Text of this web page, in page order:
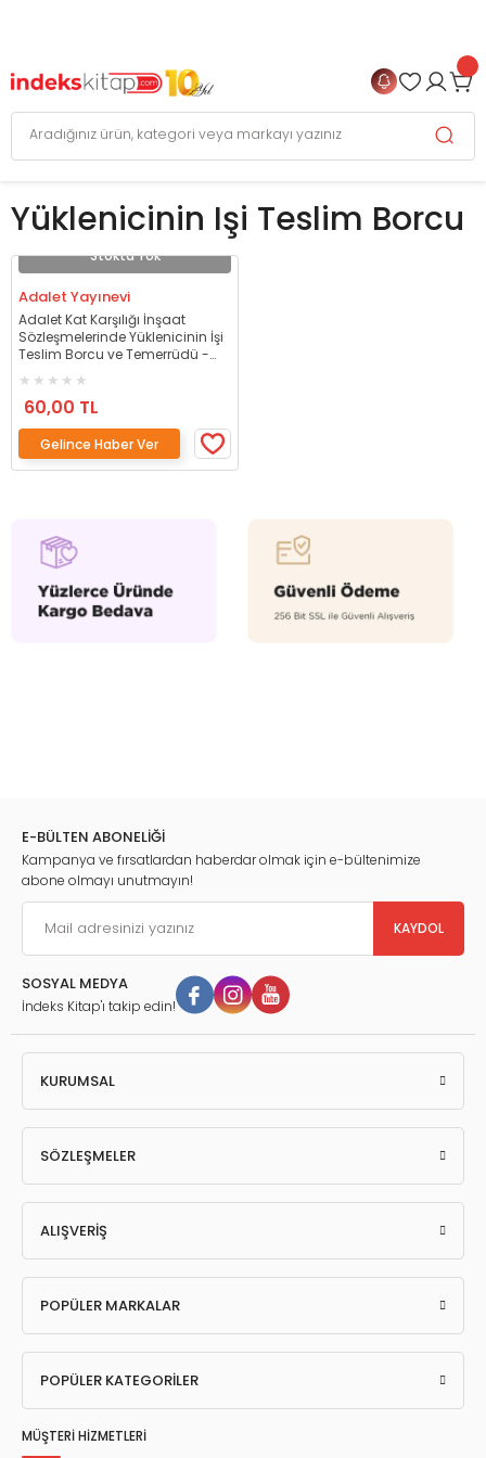
Yüklenicinin Işi Teslim Borcu
Stokta Yok
Adalet Yayınevi
Adalet Kat Karşılığı İnşaat
Sözleşmelerinde Yüklenicinin İşi
Teslim Borcu ve Temerrüdü -
60,00 TL
Gelince Haber Ver
E-BÜLTEN ABONELİĞİ
Kampanya ve fırsatlardan haberdar olmak için e-bültenimize
abone olmayı unutmayın!
KAYDOL
SOSYAL MEDYA
İndeks Kitap'ı takip edin!
KURUMSAL
SÖZLEŞMELER
ALIŞVERİŞ
POPÜLER MARKALAR
POPÜLER KATEGORİLER
MÜŞTERİ HİZMETLERİ